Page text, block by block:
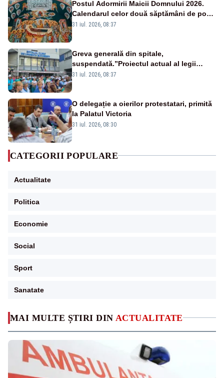
MAI MULTE ȘTIRI DIN ACTUALITATE
Postul Adormirii Maicii Domnului 2026.
Calendarul celor două săptămâni de post
și zilele cu dezlegare la pește
31 iul. 2026, 08:37
Greva generală din spitale,
suspendată.”Proiectul actual al legii
salarizării nu mai există pentru noi”
31 iul. 2026, 08:37
O delegație a oierilor protestatari, primită
la Palatul Victoria
31 iul. 2026, 08:30
CATEGORII POPULARE
Actualitate
Politica
Economie
Social
Sport
Sanatate